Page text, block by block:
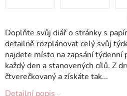
Doplňte svůj diář o stránky s
detailně rozplánovat celý svůj
najdete místo na zapsání
každý den a stanovených cílů. Z
čtverečkovaný a získáte tak...
Detailní popis